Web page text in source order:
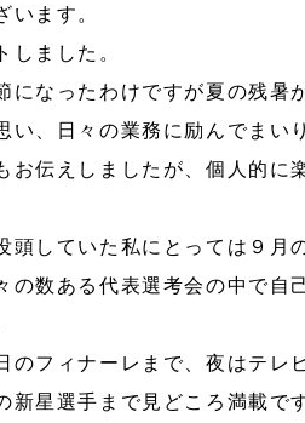
います。
しました。
になったわけですが夏の残暑
い、日々の業務に励んでまい
お伝えしましたが、個人的
頭していた私にとっては９月
の数ある代表選考会の中で
のフィナーレまで、夜はテレ
新星選手まで見どころ満載で